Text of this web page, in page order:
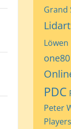
Grand
Löwen
one80
PDC
Peter